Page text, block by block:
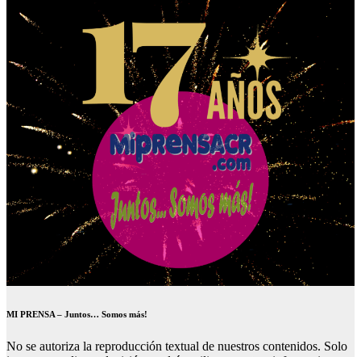
MI PRENSA – Juntos… Somos más!
No se autoriza la reproducción textual de nuestros contenidos. Solo